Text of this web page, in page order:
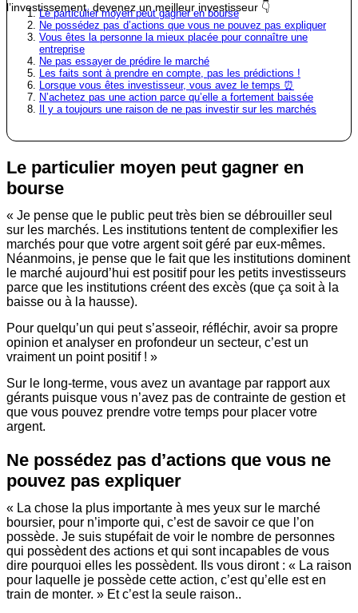
l’investissement, devenez un meilleur investisseur 👇
Le particulier moyen peut gagner en bourse
Ne possédez pas d’actions que vous ne pouvez pas expliquer
Vous êtes la personne la mieux placée pour connaître une
entreprise
Ne pas essayer de prédire le marché
Les faits sont à prendre en compte, pas les prédictions !
Lorsque vous êtes investisseur, vous avez le temps ⏰
N’achetez pas une action parce qu’elle a fortement baissée
Il y a toujours une raison de ne pas investir sur les marchés
Le particulier moyen peut gagner en
bourse
« Je pense que le public peut très bien se débrouiller seul
sur les marchés. Les institutions tentent de complexifier les
marchés pour que votre argent soit géré par eux-mêmes.
Néanmoins, je pense que le fait que les institutions dominent
le marché aujourd’hui est positif pour les petits investisseurs
parce que les institutions créent des excès (que ça soit à la
baisse ou à la hausse).
Pour quelqu’un qui peut s’asseoir, réfléchir, avoir sa propre
opinion et analyser en profondeur un secteur, c’est un
vraiment un point positif ! »
Sur le long-terme, vous avez un avantage par rapport aux
gérants puisque vous n’avez pas de contrainte de gestion et
que vous pouvez prendre votre temps pour placer votre
argent.
Ne possédez pas d’actions que vous ne
pouvez pas expliquer
« La chose la plus importante à mes yeux sur le marché
boursier, pour n’importe qui, c’est de savoir ce que l’on
possède. Je suis stupéfait de voir le nombre de personnes
qui possèdent des actions et qui sont incapables de vous
dire pourquoi elles les possèdent. Ils vous diront : « La raison
pour laquelle je possède cette action, c’est qu’elle est en
train de monter. » Et c’est la seule raison..